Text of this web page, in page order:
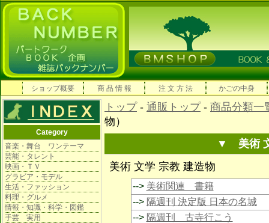
ショップ概要 商 品 情 報 注 文 方 法 かごの中身
Category
音楽・舞台 ワンテーマ
芸能・タレント
映画・ＴＶ
グラビア・モデル
生活・ファッション
料理・グルメ
情報・知識・科学・図鑑
手芸 実用
トップ- 通販トップ- 商品分類一
物）
▼ 美術
美術 文学 宗教 建造物
--> 美術関連 書籍
--> 隔週刊 決定版 日本の名城
--> 隔週刊 古寺行こう